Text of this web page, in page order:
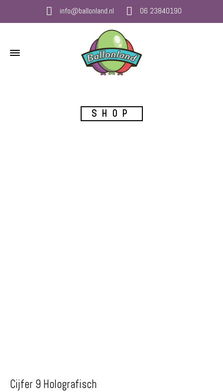
info@ballonland.nl 06 23840190
SHOP
Cijfer 9 Holografisch